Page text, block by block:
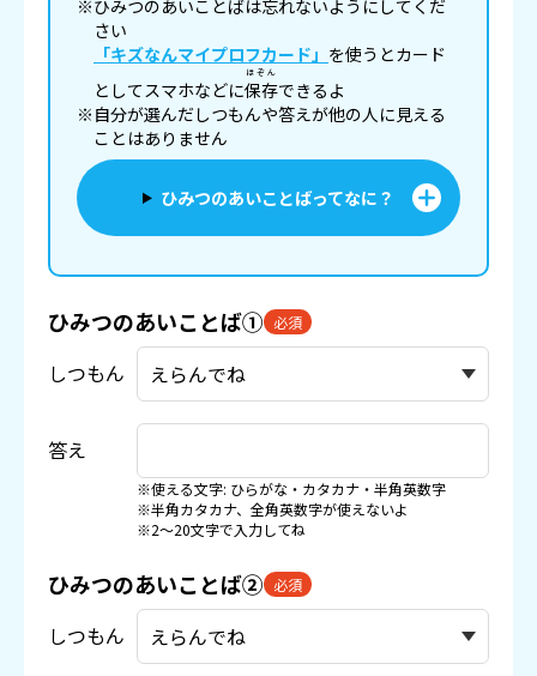
※ひみつのあいことばは忘れないようにしてくだ
さい
「キズなんマイプロフカード」 を使うとカード
としてスマホなどに保存
ほぞん
できるよ
※自分が選んだしつもんや答えが他の人に見える
ことはありません
ひみつのあいことばってなに？
ひみつのあいことば① 必須
しつもん
答え
※使える文字: ひらがな・カタカナ・半角英数字
※半角カタカナ、全角英数字が使えないよ
※2〜20文字で入力してね
ひみつのあいことば② 必須
しつもん